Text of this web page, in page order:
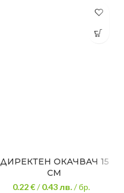
ДИРЕКТЕН ОКАЧВАЧ 15
СМ
0.22 €/0.43лв./ бр.